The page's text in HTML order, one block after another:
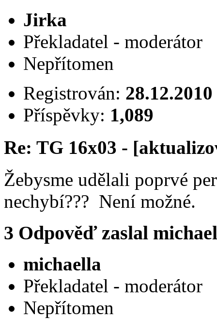
Jirka
Překladatel - moderátor
Nepřítomen
Registrován: 28.12.2010
Příspěvky: 1,089
Re: TG 16x03 -
Žebysme udělali poprvé
nechybí??? Není možné.
3 Odpověď zaslal
michaella
Překladatel - moderátor
Nepřítomen